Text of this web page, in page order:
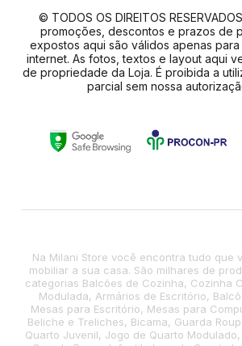
© TODOS OS DIREITOS
promoções, descontos e prazos de
expostos aqui são válidos apenas para
internet. As fotos, textos e layout aqui
de propriedade da Loja. É proibida a
parcial sem nossa
Na Milani Store você encontra tudo que
mobiliar a sua casa. São milhares de
categorias Balcões de Cozinha, Cozinha
Modulada, Armários de Escritório,
Mesas para Escritório, Mesas para
Beliche e Treliches, Bicama, Guarda
Quarto Juvenil, Jogo de Quarto